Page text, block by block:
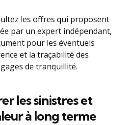
les offres qui proposent
par un expert indépendant,
pour les éventuels
et la traçabilité des
de tranquillité.
les sinistres et
à long terme